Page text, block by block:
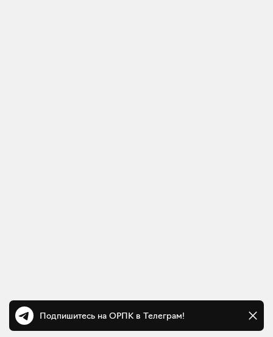
Подпишитесь на ОРПК в Телеграм!